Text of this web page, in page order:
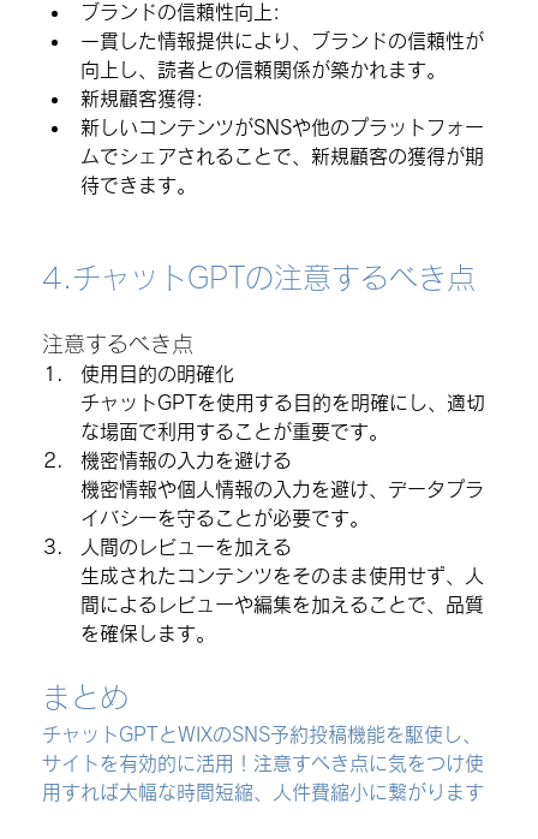
ブランドの信頼性向上 :
一貫した情報提供により、ブランドの信頼性が
向上し、読者との信頼関係が築かれます。
新規顧客獲得:
新しいコンテンツがSNSや他のプラットフォー
ムでシェアされることで、新規顧客の獲得が期
待できます。
4.チャットGPTの注意するべき点
注意するべき点
使用目的の明確化
チャットGPTを使用する目的を明確にし、適切
な場面で利用することが重要です。
機密情報の入力を避ける
機密情報や個人情報の入力を避け、データプラ
イバシーを守ることが必要です。
人間のレビューを加える
生成されたコンテンツをそのまま使用せず、人
間によるレビューや編集を加えることで、品質
を確保します。
まとめ
チャットGPTとWIXのSNS予約投稿機能を駆使し、
サイトを有効的に活用！注意すべき点に気をつけ使
用すれば大幅な時間短縮、人件費縮小に繋がります